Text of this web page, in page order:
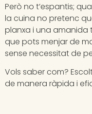
Però no t’espantis;
la cuina no pretenc
planxa i una amanida
que pots menjar de
sense necessitat de
Vols saber com?
de manera ràpida i